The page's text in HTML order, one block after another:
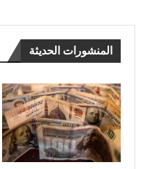
المنشورات الحديثة